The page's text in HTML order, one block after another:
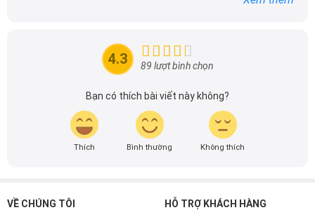
đầu cho những người yêu thích ô tô tại Việt Nam. Hãy
theo dõi tôi để cập nhật thông tin về thị trường ô tô
4.3 89 lượt bình chọn
Bạn có thích bài viết này không?
Thích Bình thường Không thích
VỀ CHÚNG TÔI HỖ TRỢ KHÁCH HÀNG